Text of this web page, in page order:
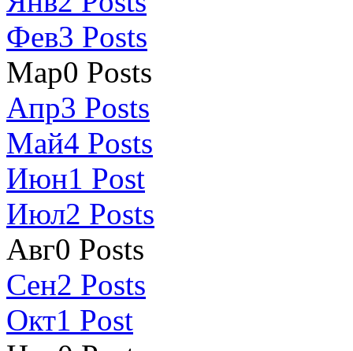
Фев3 Posts
Мар0 Posts
Апр3 Posts
Май4 Posts
Июн1 Post
Июл2 Posts
Авг0 Posts
Сен2 Posts
Окт1 Post